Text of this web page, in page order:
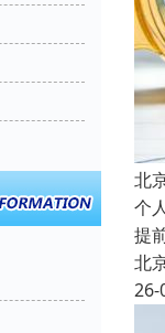
北
个
提
北
26-